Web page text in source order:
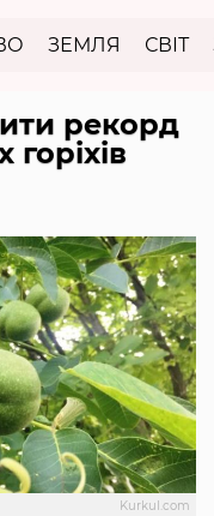
ЗЕМЛЯ СВІТ
рекорд
Kurkul.com